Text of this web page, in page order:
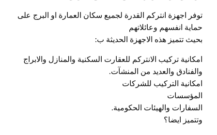
توفر اجهزة انتركم القدرة لجميع سكان العمارة او البرج على
حماية انفسهم وعائلاتهم
بحيث تتميز هذه الاجهزة الحديثة ب:
امكانية تركيب الانتركم للعقارت السكنية والمنازل والابراج
والفنادق والعديد من المنشآت.
امكانية التركيب للشركات
المؤسسات
السفارات والهيئات الحكومية.
وتتميز ايضا؟